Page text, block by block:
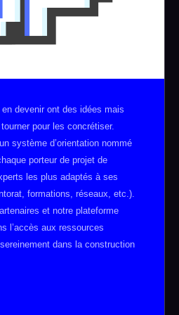
en devenir ont des idées mais
pour les concrétiser.
système d’orientation nommé
porteur de projet de
les plus adaptés à ses
formations, réseaux, etc.).
et notre plateforme
l’accès aux ressources
dans la construction